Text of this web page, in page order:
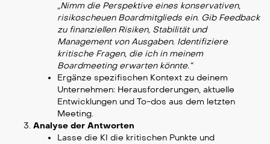
„Nimm die Perspektive eines konservativen,
risikoscheuen Boardmitglieds ein. Gib Feedback
zu finanziellen Risiken, Stabilität und
Management von Ausgaben. Identifiziere
kritische Fragen, die ich in meinem
Boardmeeting erwarten könnte.“
Ergänze spezifischen Kontext zu deinem
Unternehmen: Herausforderungen, aktuelle
Entwicklungen und To-dos aus dem letzten
Meeting.
Analyse der Antworten
Lasse die KI die kritischen Punkte und